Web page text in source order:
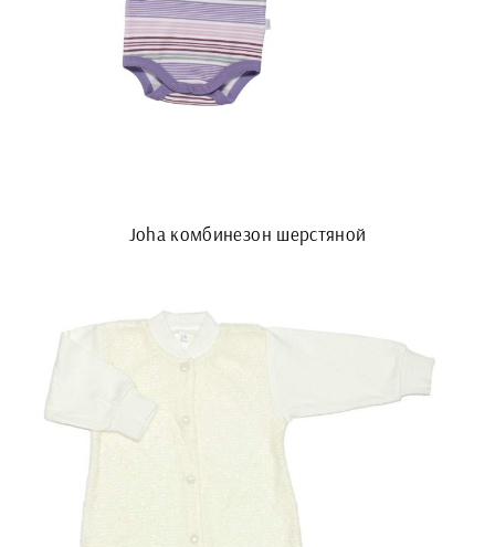
Joha комбинезон шерстяной